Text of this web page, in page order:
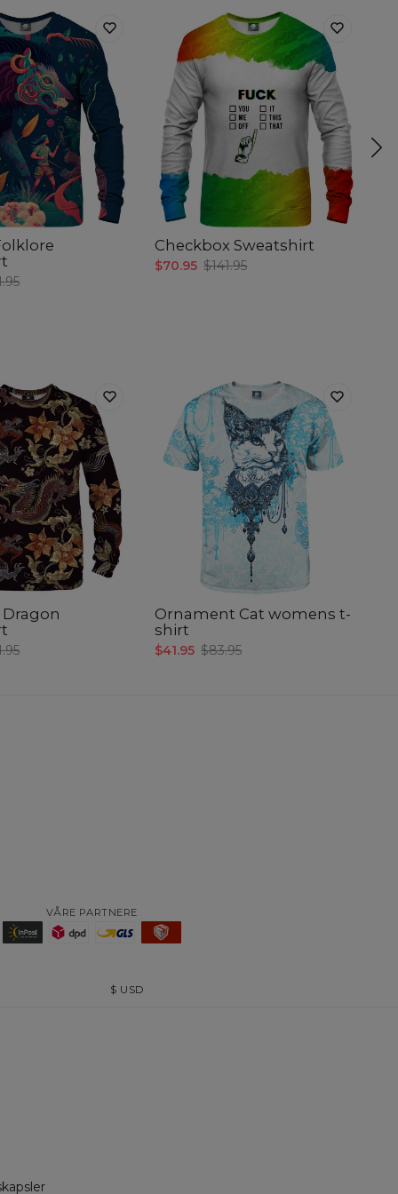
Checkbox Sweatshirt
$70.95 $141.95
Dragon
Ornament Cat womens t-
shirt
$41.95 $83.95
VÅRE PARTNERE
$ USD